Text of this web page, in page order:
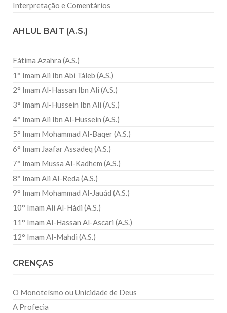
Interpretação e Comentários
AHLUL BAIT (A.S.)
Fátima Azahra (A.S.)
1° Imam Ali Ibn Abi Táleb (A.S.)
2° Imam Al-Hassan Ibn Ali (A.S.)
3° Imam Al-Hussein Ibn Ali (A.S.)
4° Imam Ali Ibn Al-Hussein (A.S.)
5° Imam Mohammad Al-Baqer (A.S.)
6° Imam Jaafar Assadeq (A.S.)
7° Imam Mussa Al-Kadhem (A.S.)
8° Imam Ali Al-Reda (A.S.)
9° Imam Mohammad Al-Jauád (A.S.)
10° Imam Ali Al-Hádi (A.S.)
11° Imam Al-Hassan Al-Ascari (A.S.)
12° Imam Al-Mahdi (A.S.)
CRENÇAS
O Monoteísmo ou Unicidade de Deus
A Profecia